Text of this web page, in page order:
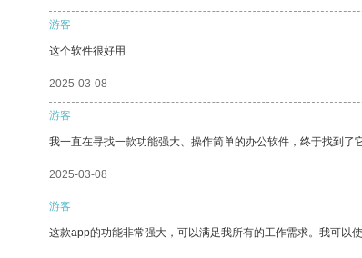
游客
这个软件很好用
2025-03-08
游客
我一直在寻找一款功能强大、操作简单的办公软件，终于找到了
2025-03-08
游客
这款app的功能非常强大，可以满足我所有的工作需求。我可以